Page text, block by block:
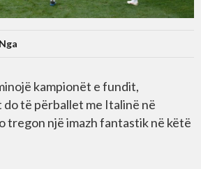
Nga
kampionët e fundit,
të përballet me Italinë në
tregon një imazh fantastik në këtë